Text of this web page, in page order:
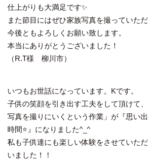
仕上がりも大満足です✨
また節目にはぜひ家族写真を撮っていた
今後ともよろしくお願い致します。
本当にありがとうございました！
（R.T様 柳川市）
いつもお世話になっています。Kです。
子供の笑顔を引き出す工夫をして頂けて
写真を撮りにいくという作業」が『思い出
時間⭐️』になりました^_^
私も子供達にも楽しい体験をさせていた
いました！！